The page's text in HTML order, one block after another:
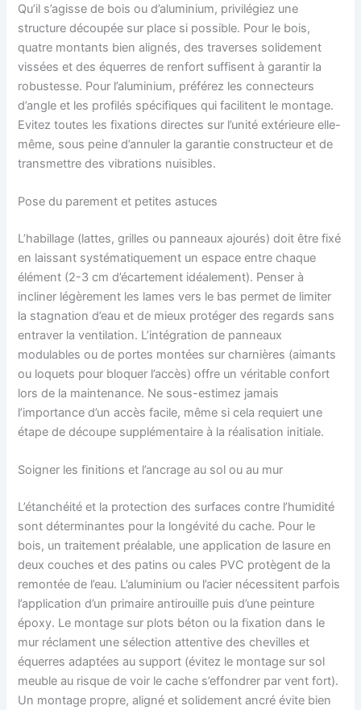
Qu’il s’agisse de bois ou d’aluminium, privilégiez une
structure découpée sur place si possible. Pour le bois,
quatre montants bien alignés, des traverses solidement
vissées et des équerres de renfort suffisent à garantir la
robustesse. Pour l’aluminium, préférez les connecteurs
d’angle et les profilés spécifiques qui facilitent le montage.
Evitez toutes les fixations directes sur l’unité extérieure elle-
même, sous peine d’annuler la garantie constructeur et de
transmettre des vibrations nuisibles.
Pose du parement et petites astuces
L’habillage (lattes, grilles ou panneaux ajourés) doit être fixé
en laissant systématiquement un espace entre chaque
élément (2-3 cm d’écartement idéalement). Penser à
incliner légèrement les lames vers le bas permet de limiter
la stagnation d’eau et de mieux protéger des regards sans
entraver la ventilation. L’intégration de panneaux
modulables ou de portes montées sur charnières (aimants
ou loquets pour bloquer l’accès) offre un véritable confort
lors de la maintenance. Ne sous-estimez jamais
l’importance d’un accès facile, même si cela requiert une
étape de découpe supplémentaire à la réalisation initiale.
Soigner les finitions et l’ancrage au sol ou au mur
L’étanchéité et la protection des surfaces contre l’humidité
sont déterminantes pour la longévité du cache. Pour le
bois, un traitement préalable, une application de lasure en
deux couches et des patins ou cales PVC protègent de la
remontée de l’eau. L’aluminium ou l’acier nécessitent parfois
l’application d’un primaire antirouille puis d’une peinture
époxy. Le montage sur plots béton ou la fixation dans le
mur réclament une sélection attentive des chevilles et
équerres adaptées au support (évitez le montage sur sol
meuble au risque de voir le cache s’effondrer par vent fort).
Un montage propre, aligné et solidement ancré évite bien